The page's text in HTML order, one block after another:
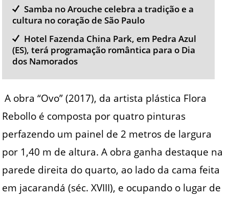
Samba no Arouche celebra a tradição e a
cultura no coração de São Paulo
Hotel Fazenda China Park, em Pedra Azul
(ES), terá programação romântica para o Dia
dos Namorados
A obra “Ovo” (2017), da artista plástica Flora
Rebollo é composta por quatro pinturas
perfazendo um painel de 2 metros de largura
por 1,40 m de altura. A obra ganha destaque na
parede direita do quarto, ao lado da cama feita
em jacarandá (séc. XVIII), e ocupando o lugar de